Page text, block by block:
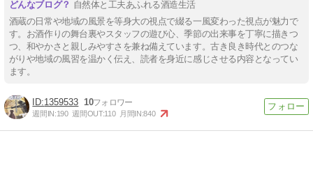
自然体と工夫あふれる酒造生活
酒蔵の日常や地域の風景を等身大の視点で綴る一風変わった視点が魅力で
す。お酒作りの舞台裏やスタッフの遊び心、季節の出来事を丁寧に描きつ
つ、和やかさと親しみやすさを兼ね備えています。古き良き時代とのつな
がりや地域の風習を温かく伝え、読者を身近に感じさせる内容となってい
ます。
1359533 10
週間IN:190 週間OUT:110 月間IN:840